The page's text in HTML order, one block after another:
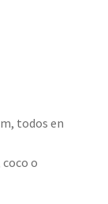
todos en
o